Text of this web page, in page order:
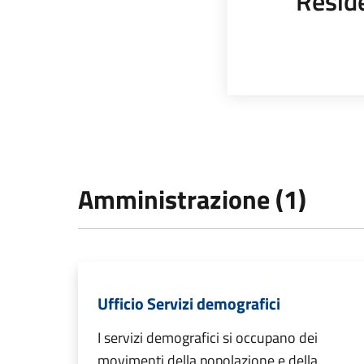
Amministrazione (1)
Ufficio Servizi demografici
I servizi demografici si occupano dei